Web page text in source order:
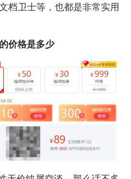
档卫士等，也都是非常实用
价格是多少